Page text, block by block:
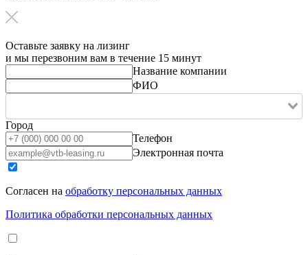
Оставьте заявку на лизинг
и мы перезвоним вам в течение 15 минут
Название компании
ФИО
Город
Телефон
Электронная почта
Согласен на обработку персональных данных
Политика обработки персональных данных